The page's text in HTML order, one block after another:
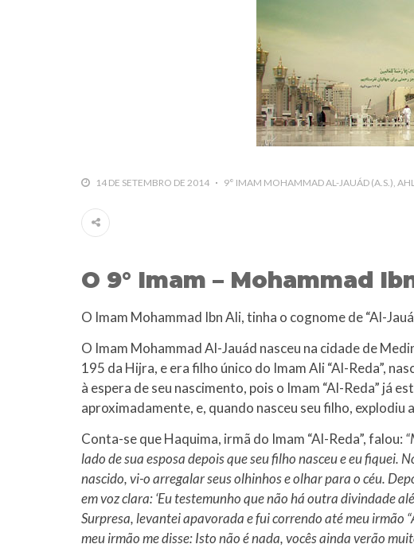
Falecimento do Imam Ali Ibn Al-Hussein
Em nome de Deus, o Clemente, o Misericordioso! Diante da
relembramos o martírio do quarto Imam dos muçulmanos, o
Hussein Ibn Ali Ibn Abi Táleb (A.S.), conhecido por “Zein Al-
14 DE SETEMBRO DE 2014 9° IMAM MOHAMMAD AL-JAUÁD (A.S.)
O 9° Imam – Mohammad
O Imam Mohammad Ibn Ali, tinha o cognome de “Al-
O Imam Mohammad Al-Jauád nasceu na cidade de
195 da Hijra, e era filho único do Imam Ali “Al-Reda”,
à espera de seu nascimento, pois o Imam “Al-Reda” já
aproximadamente, e, quando nasceu seu filho, explodiu
Conta-se que Haquima, irmã do Imam “Al-Reda”, falou:
lado de sua esposa depois que seu filho nasceu e eu fiquei.
nascido, vi-o arregalar seus olhinhos e olhar para o céu.
em voz clara: ‘Eu testemunho que não há outra divindade
Surpresa, levantei apavorada e fui correndo até meu irmão
meu irmão me disse: Isto não é nada, vocês ainda verão